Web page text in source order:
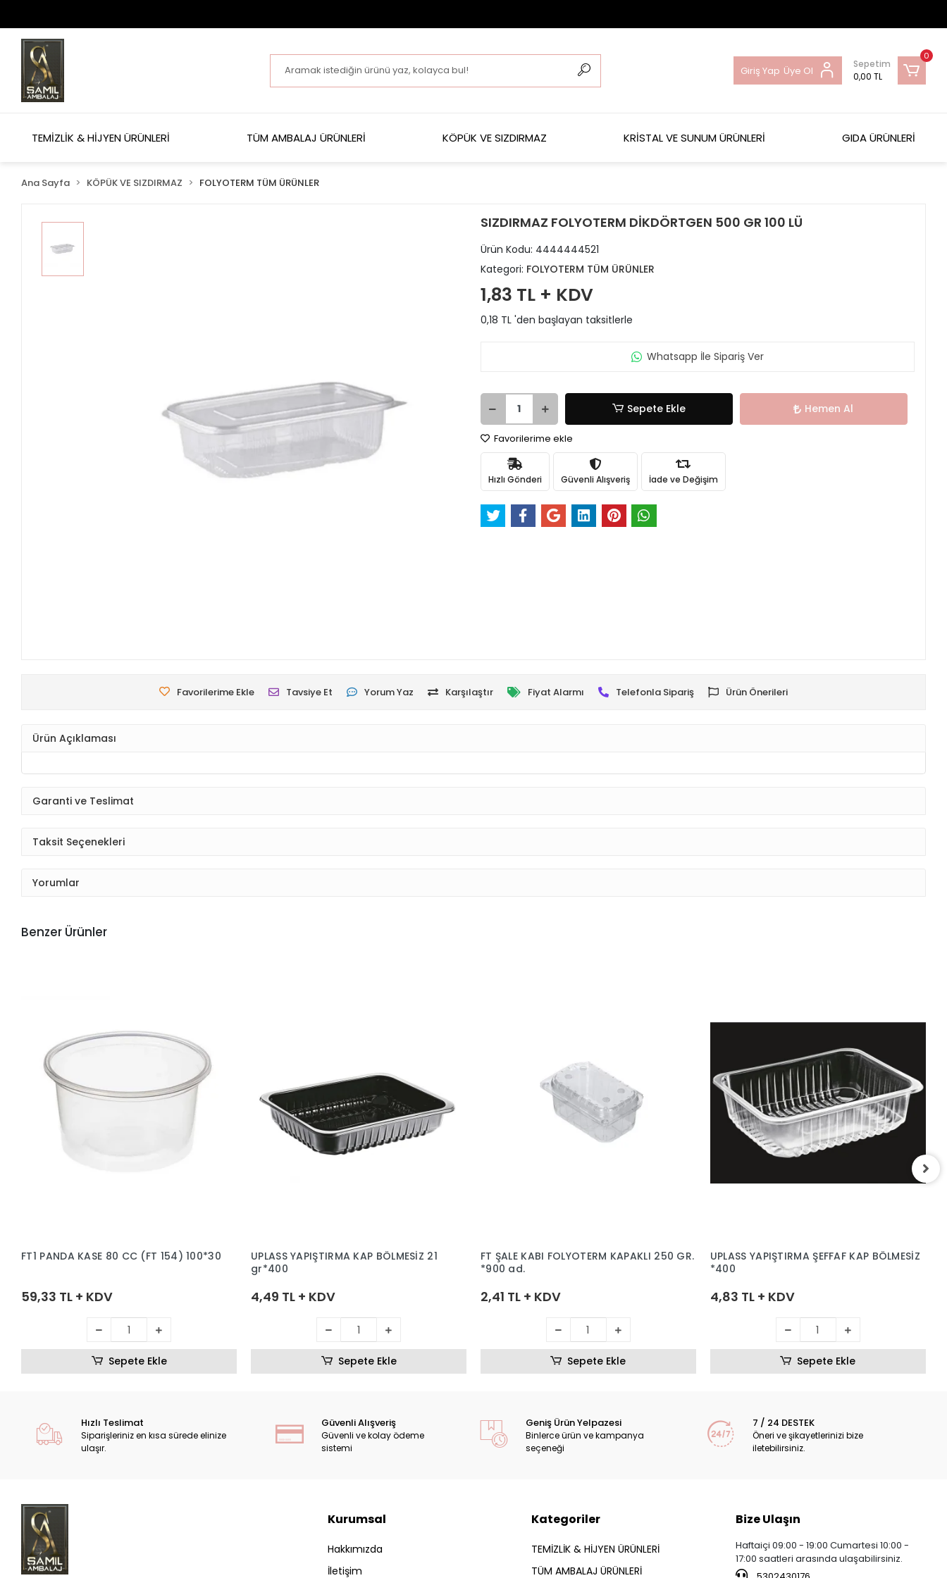
Giriş Yap Üye Ol
0
Sepetim
0,00 TL
TEMİZLİK & HİJYEN ÜRÜNLERİ TÜM AMBALAJ ÜRÜNLERİ KÖPÜK VE SIZDIRMAZ KRİSTAL VE SUNUM ÜRÜNLERİ GIDA ÜRÜNLERİ
Ana Sayfa KÖPÜK VE SIZDIRMAZ FOLYOTERM TÜM ÜRÜNLER
SIZDIRMAZ FOLYOTERM DİKDÖRTGEN 500 GR 100 LÜ
Ürün Kodu: 4444444521
Kategori: FOLYOTERM TÜM ÜRÜNLER
1,83 TL + KDV
0,18 TL 'den başlayan taksitlerle
Whatsapp İle Sipariş Ver
Sepete Ekle Hemen Al
Favorilerime ekle
Hızlı Gönderi Güvenli Alışveriş İade ve Değişim
Favorilerime Ekle Tavsiye Et Yorum Yaz Karşılaştır Fiyat Alarmı Telefonla Sipariş Ürün Önerileri
Ürün Açıklaması
Garanti ve Teslimat
Taksit Seçenekleri
Yorumlar
Benzer Ürünler
FT1 PANDA KASE 80 CC (FT 154) 100*30
59,33 TL + KDV
Sepete Ekle
UPLASS YAPIŞTIRMA KAP BÖLMESİZ 21
gr*400
4,49 TL + KDV
Sepete Ekle
FT ŞALE KABI FOLYOTERM KAPAKLI 250 GR.
*900 ad.
2,41 TL + KDV
Sepete Ekle
UPLASS YAPIŞTIRMA ŞEFFAF KAP BÖLMESİZ
*400
4,83 TL + KDV
Sepete Ekle
Hızlı Teslimat
Siparişleriniz en kısa sürede elinize
ulaşır.
Güvenli Alışveriş
Güvenli ve kolay ödeme
sistemi
Geniş Ürün Yelpazesi
Binlerce ürün ve kampanya
seçeneği
7 / 24 DESTEK
Öneri ve şikayetlerinizi bize
iletebilirsiniz.
Kurumsal
Hakkımızda
İletişim
Kategoriler
TEMİZLİK & HİJYEN ÜRÜNLERİ
TÜM AMBALAJ ÜRÜNLERİ
Bize Ulaşın
Haftaiçi 09:00 - 19:00 Cumartesi 10:00 -
17:00 saatleri arasında ulaşabilirsiniz.